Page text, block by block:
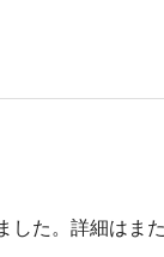
た。詳細はま